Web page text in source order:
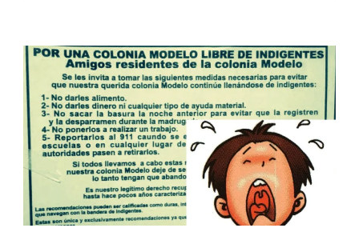
«El
Planeta
Los
Simios:
La
Guerra»